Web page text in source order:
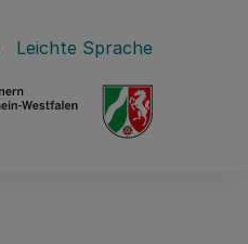
Leichte Sprache